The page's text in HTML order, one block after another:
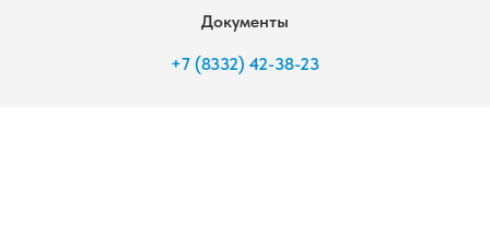
Документы
+7 (8332) 42-38-23